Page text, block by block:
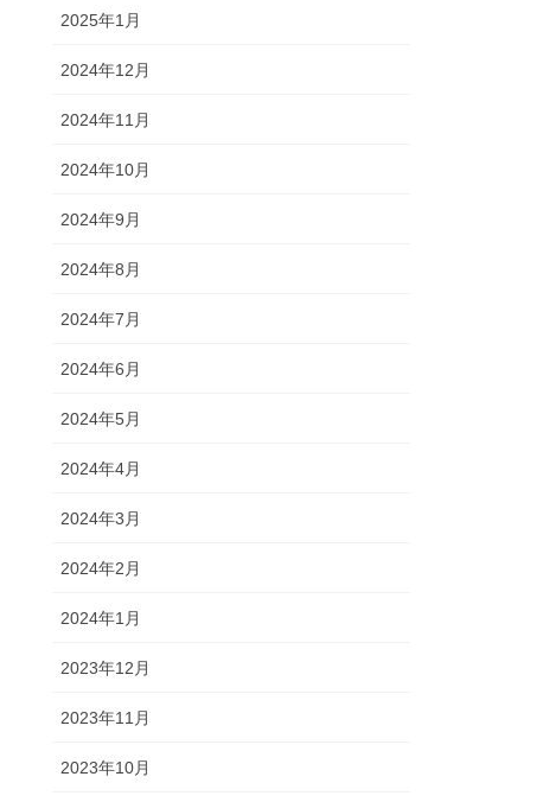
2025年1月
2024年12月
2024年11月
2024年10月
2024年9月
2024年8月
2024年7月
2024年6月
2024年5月
2024年4月
2024年3月
2024年2月
2024年1月
2023年12月
2023年11月
2023年10月